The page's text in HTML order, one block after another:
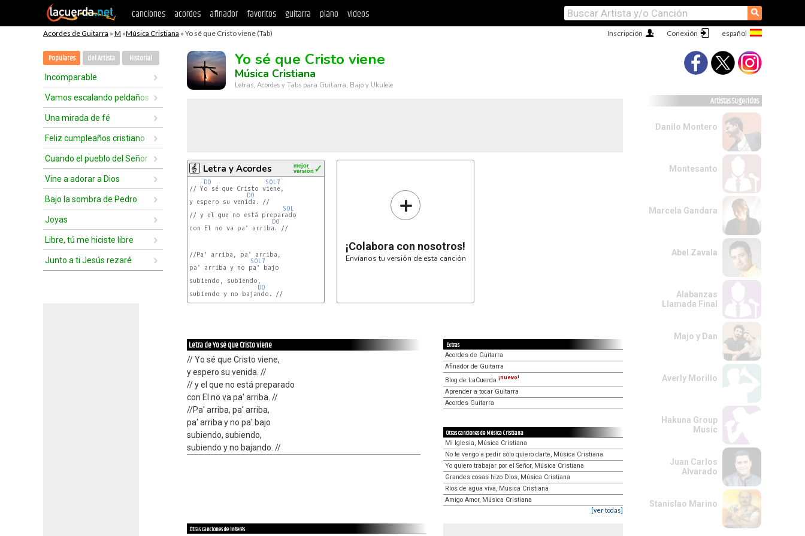
canciones acordes afinador favoritos guitarra piano videos ⚲
Acordes de Guitarra » M »Música Cristiana » Yo sé que Cristo viene (Tab) Conexión
Inscripción
Populares del Artista Historial
Incomparable
Vamos escalando peldaños
Una mirada de fé
Feliz cumpleaños cristiano
Cuando el pueblo del Señor
Vine a adorar a Dios
Bajo la sombra de Pedro
Joyas
Libre, tú me hiciste libre
Junto a ti Jesús rezaré
Yo sé que Cristo viene
Música Cristiana
Letras, Acordes y Tabs para Guitarra, Bajo y Ukulele
Letra y Acordes ✓
mejor
versión
DO
SOL7
// Yo sé que Cristo viene,
DO
y espero su venida. //
SOL
// y el que no está preparado
DO
con El no va pa' arriba. //
//Pa' arriba, pa' arriba,
SOL7
pa' arriba y no pa' bajo
subiendo, subiendo,
DO
subiendo y no bajando. //
+
¡Colabora con nosotros!
Envíanos tu versión de esta canción
Letra de Yo sé que Cristo viene
// Yo sé que Cristo viene,
y espero su venida. //
// y el que no está preparado
con El no va pa' arriba. //
//Pa' arriba, pa' arriba,
pa' arriba y no pa' bajo
subiendo, subiendo,
subiendo y no bajando. //
Extras
Acordes de Guitarra
Afinador de Guitarra
Blog de LaCuerda ¡nuevo!
Aprender a tocar Guitarra
Acordes Guitarra
Otras canciones de Música Cristiana
Mi Iglesia, Música Cristiana
No te vengo a pedir sólo quiero darte, Música Cristiana
Yo quiero trabajar por el Señor, Música Cristiana
Grandes cosas hizo Dios, Música Cristiana
Ríos de agua viva, Música Cristiana
Amigo Amor, Música Cristiana
[ver todas]
Otras canciones de interés
Artistas Sugeridos
Danilo Montero
Montesanto
Marcela Gandara
Abel Zavala
Alabanzas
Llamada Final
Majo y Dan
Averly Morillo
Hakuna Group
Music
Juan Carlos
Alvarado
Stanislao Marino